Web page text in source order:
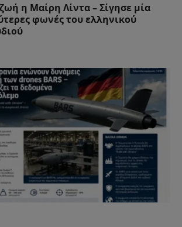
η Μαίρη Λίντα – Σίγησε μία
φωνές του ελληνικού